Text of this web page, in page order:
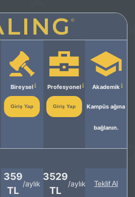
Bireysel
Giriş Yap
Profesyonel
Giriş Yap
Akademik
Kampüs ağına
bağlanın.
359
TL
/aylık
3529
TL
/aylık Teklif Al